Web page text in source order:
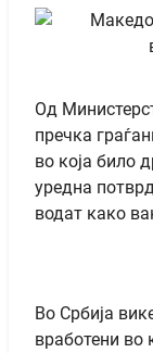
Од
пречка
во која било
уредна
водат како
Во Србија
вработени во